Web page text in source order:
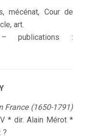
mécénat, Cour de
art.
publications :
France (1650-1791)
* dir. Alain Mérot *
?